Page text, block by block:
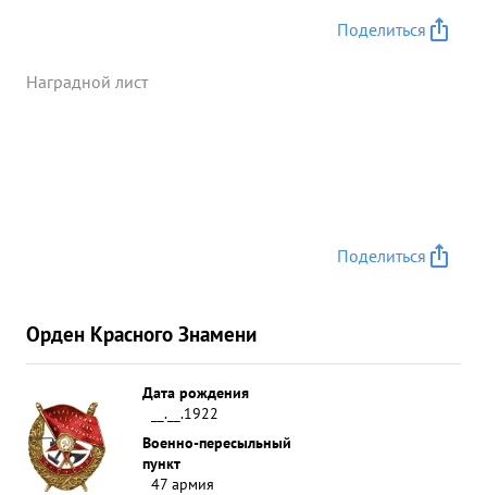
Поделиться
Наградной лист
Поделиться
Орден Красного Знамени
Дата рождения
__.__.1922
Военно-пересыльный
пункт
47 армия